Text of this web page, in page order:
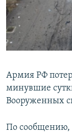
ПОБЕДИТЕЛЕЙ
ELIFBE
Все сайты
Армия РФ
минувшие
Вооруженных
По сообщению,